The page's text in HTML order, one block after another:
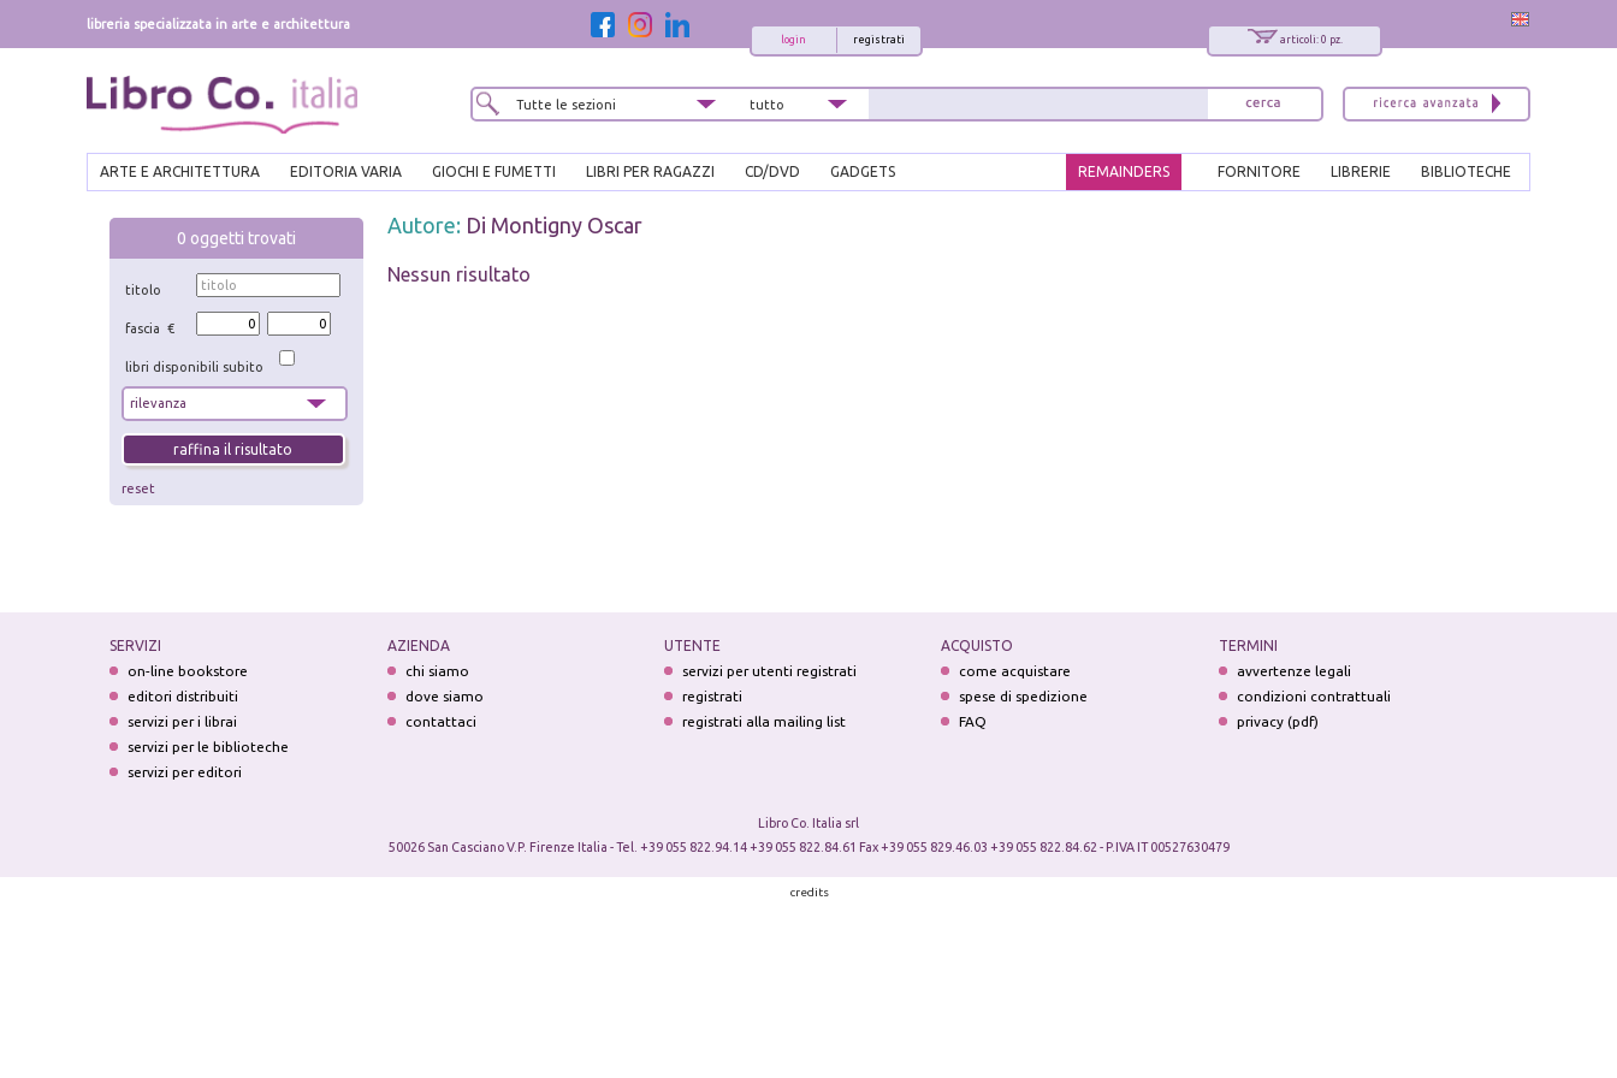
libreria specializzata in arte e architettura
articoli: 0 pz.
registrati
login
ARTE E ARCHITETTURA EDITORIA VARIA GIOCHI E FUMETTI LIBRI PER RAGAZZI CD/DVD GADGETS BIBLIOTECHE
LIBRERIE
FORNITORE
REMAINDERS
0 oggetti trovati
titolo
fascia €
libri disponibili subito
reset
Autore: Di Montigny Oscar
Nessun risultato
SERVIZI
on-line bookstore
editori distribuiti
servizi per i librai
servizi per le biblioteche
servizi per editori
AZIENDA
chi siamo
dove siamo
contattaci
UTENTE
servizi per utenti registrati
registrati
registrati alla mailing list
ACQUISTO
come acquistare
spese di spedizione
FAQ
TERMINI
avvertenze legali
condizioni contrattuali
privacy (pdf)
Libro Co. Italia srl
50026 San Casciano V.P. Firenze Italia - Tel. +39 055 822.94.14 +39 055 822.84.61 Fax +39 055 829.46.03 +39 055 822.84.62 - P.IVA IT 00527630479
credits